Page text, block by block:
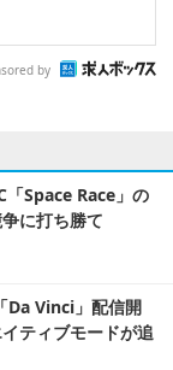
by
Space Race」の
に打ち勝て
Da Vinci」配信開
ティブモードが追